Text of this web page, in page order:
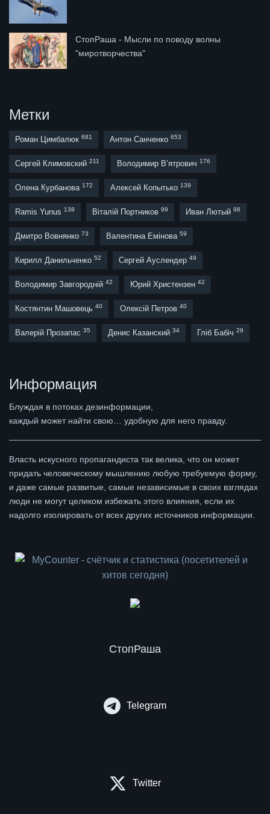
СтопРаша - Мысли по поводу волны
"миротворчества"
Метки
Роман Цимбалюк 681 Антон Санченко 653
Сергей Климовский 211 Володимир В’ятрович 176
Олена Курбанова 172 Алексей Копытько 139
Ramis Yunus 138 Віталій Портников 99 Иван Лютый 98
Дмитро Вовнянко 73 Валентина Емінова 59
Кирилл Данильченко 52 Сергей Ауслендер 49
Володимир Завгородній 42 Юрий Христензен 42
Костянтин Машовець 40 Олексій Петров 40
Валерій Прозапас 35 Денис Казанский 34 Гліб Бабіч 29
Информация
Блуждая в потоках дезинформации,
каждый может найти свою… удобную для него правду.
Власть искусного пропагандиста так велика, что он может
придать человеческому мышлению любую требуемую форму,
и даже самые развитые, самые независимые в своих взглядах
люди не могут целиком избежать этого влияния, если их
надолго изолировать от всех других источников информации.
СтопРаша
Telegram
Twitter